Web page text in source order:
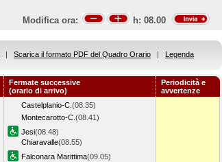
Modifica ora: h: 08.00
| Scarica il formato PDF del Quadro Orario | Legenda
Fermate successive
(orario di arrivo)
Periodicità e
avvertenze
Castelplanio-C. (08.35)
Montecarotto-C. (08.41)
Jesi(08.48)
Chiaravalle(08.55)
Falconara Marittima(09.05)